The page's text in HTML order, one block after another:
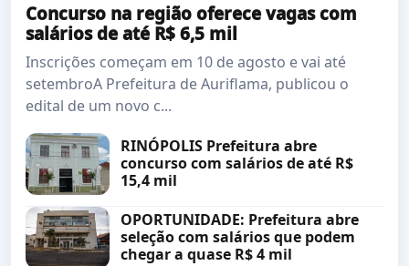
Concurso na região oferece vagas com
salários de até R$ 6,5 mil
Inscrições começam em 10 de agosto e vai até
setembroA Prefeitura de Auriflama, publicou o
edital de um novo c...
RINÓPOLIS Prefeitura abre
concurso com salários de até R$
15,4 mil
OPORTUNIDADE: Prefeitura abre
seleção com salários que podem
chegar a quase R$ 4 mil